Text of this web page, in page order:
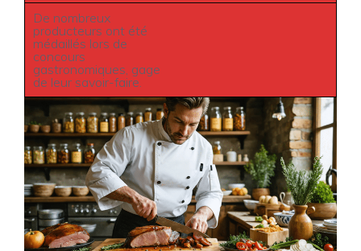
De nombreux
producteurs ont été
médaillés lors de
concours
gastronomiques, gage
de leur savoir-faire.